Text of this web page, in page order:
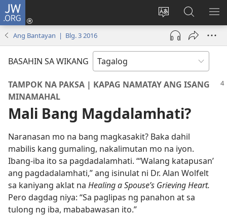
JW.ORG
Baguhin
ang
wika
ng
Mag-
log
bubukas
bagong
window)
sa
JW.ORG
Ang Bantayan | Blg. 3 2016
BASAHIN SA WIKANG
TAMPOK NA PAKSA | KAPAG NAMATAY ANG ISANG
MINAMAHAL
Mali Bang Magdalamhati?
Naranasan mo na bang magkasakit? Baka dahil
mabilis kang gumaling, nakalimutan mo na iyon.
Ibang-iba ito sa pagdadalamhati. “‘Walang katapusan’
ang pagdadalamhati,” ang isinulat ni Dr. Alan Wolfelt
sa kaniyang aklat na Healing a Spouse’s Grieving Heart.
Pero dagdag niya: “Sa paglipas ng panahon at sa
tulong ng iba, mababawasan ito.”